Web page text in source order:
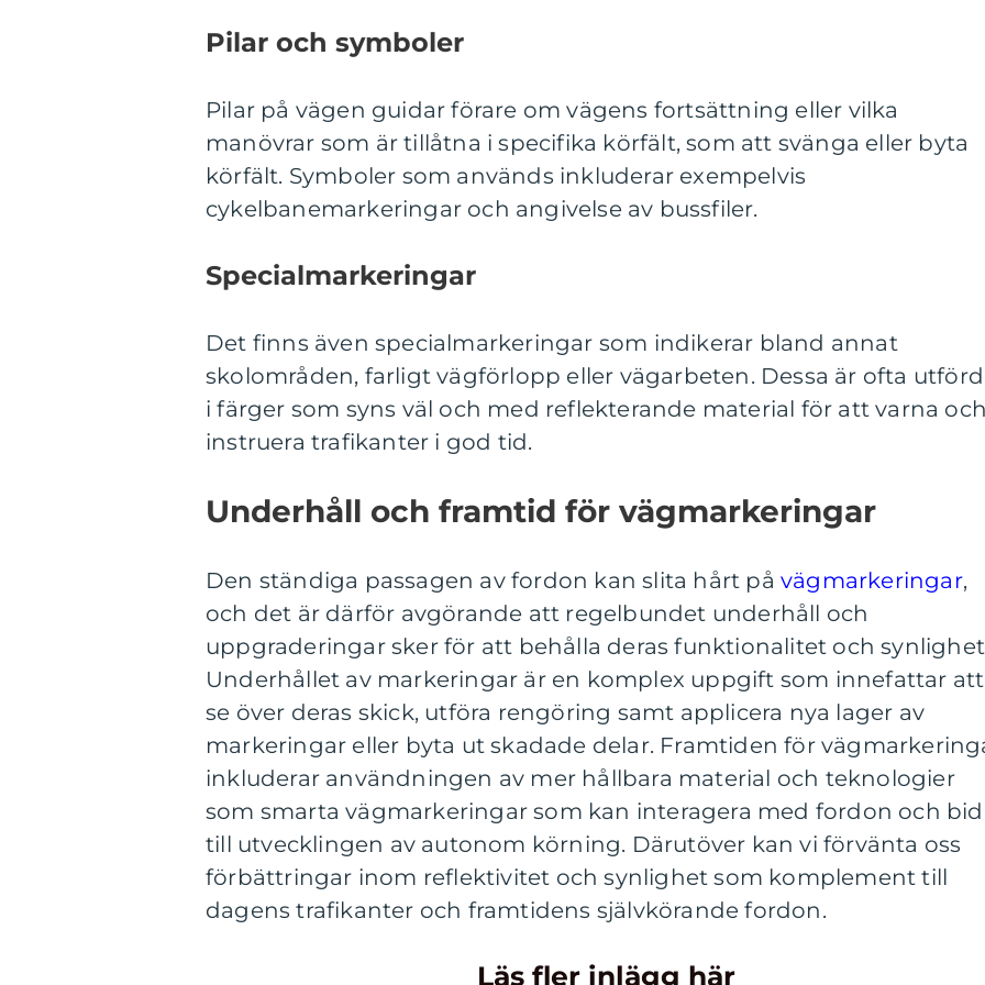
Pilar och symboler
Pilar på vägen guidar förare om vägens fortsättning eller vilka
manövrar som är tillåtna i specifika körfält, som att svänga eller byta
körfält. Symboler som används inkluderar exempelvis
cykelbanemarkeringar och angivelse av bussfiler.
Specialmarkeringar
Det finns även specialmarkeringar som indikerar bland annat
skolområden, farligt vägförlopp eller vägarbeten. Dessa är ofta
i färger som syns väl och med reflekterande material för att varna
instruera trafikanter i god tid.
Underhåll och framtid för vägmarkeringar
Den ständiga passagen av fordon kan slita hårt på vägmarkeringar,
och det är därför avgörande att regelbundet underhåll och
uppgraderingar sker för att behålla deras funktionalitet och
Underhållet av markeringar är en komplex uppgift som innefattar att
se över deras skick, utföra rengöring samt applicera nya lager av
markeringar eller byta ut skadade delar. Framtiden för
inkluderar användningen av mer hållbara material och teknologier
som smarta vägmarkeringar som kan interagera med fordon och
till utvecklingen av autonom körning. Därutöver kan vi förvänta oss
förbättringar inom reflektivitet och synlighet som komplement till
dagens trafikanter och framtidens självkörande fordon.
Läs fler inlägg här